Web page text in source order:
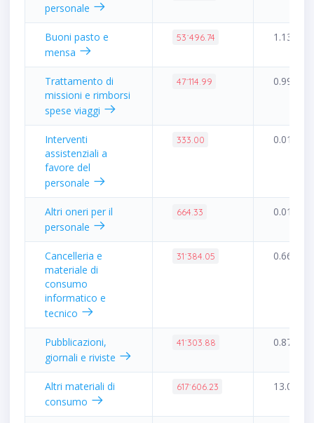
personale
Buoni pasto e
mensa
53˙496.74 1.13%
Trattamento di
missioni e rimborsi
spese viaggi
47˙114.99 0.99%
Interventi
assistenziali a
favore del
personale
333.00 0.01%
Altri oneri per il
personale
664.33 0.01%
Cancelleria e
materiale di
consumo
informatico e
tecnico
31˙384.05 0.66%
Pubblicazioni,
giornali e riviste
41˙303.88 0.87%
Altri materiali di
consumo
617˙606.23 13.01%